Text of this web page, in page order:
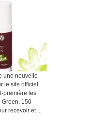
une nouvelle
le site officiel
première les
Green. 150
recevoir et ...